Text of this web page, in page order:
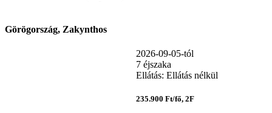
Görögország, Zakynthos
2026-09-05-tól
7 éjszaka
Ellátás: Ellátás nélkül
235.900 Ft/fő, 2F